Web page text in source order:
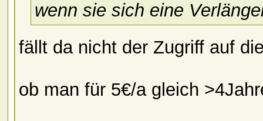
wenn sie sich eine
fällt da nicht der Zugriff auf
ob man für 5€/a gleich